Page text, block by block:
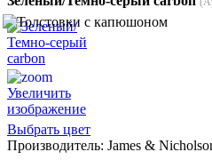
Увеличить
изображение
Выбрать цвет
Производитель: James &